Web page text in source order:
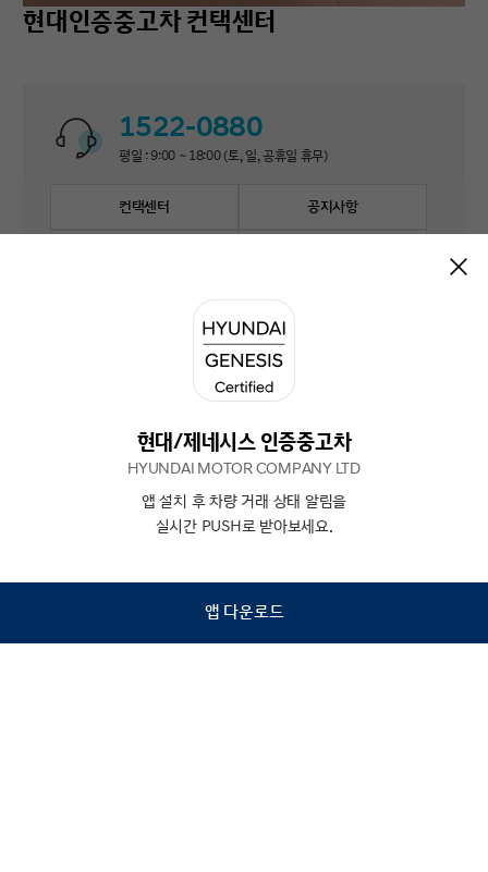
현대인증중고차 컨택센터
1522-0880
평일 : 9:00 ~ 18:00 (토, 일, 공휴일 휴무)
컨택센터 공지사항
검색
현대/제네시스 인증중고차
HYUNDAI MOTOR COMPANY LTD
앱 설치 후 차량 거래 상태 알림을
실시간 PUSH로 받아보세요.
앱 다운로드